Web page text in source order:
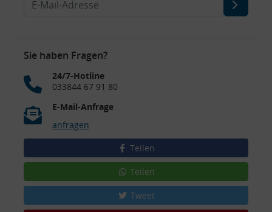
Sie haben Fragen?
24/7-Hotline
033844 67 91 80
E-Mail-Anfrage
anfragen
Teilen
Teilen
Tweet